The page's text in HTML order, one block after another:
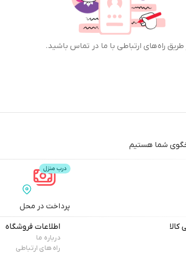
طریق راه‌های ارتباطی با ما در تماس باشید.
شما هستیم
پرداخت در محل
کالا اطلاعات فروشگاه
درباره ما
راه های ارتباطی